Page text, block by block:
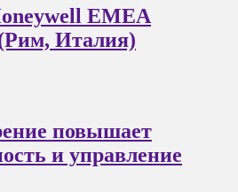
EMEA
Италия)
повышает
и управление